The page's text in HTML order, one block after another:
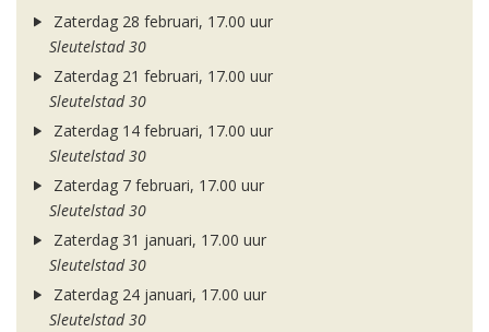
Zaterdag 28 februari, 17.00 uur
Sleutelstad 30
Zaterdag 21 februari, 17.00 uur
Sleutelstad 30
Zaterdag 14 februari, 17.00 uur
Sleutelstad 30
Zaterdag 7 februari, 17.00 uur
Sleutelstad 30
Zaterdag 31 januari, 17.00 uur
Sleutelstad 30
Zaterdag 24 januari, 17.00 uur
Sleutelstad 30